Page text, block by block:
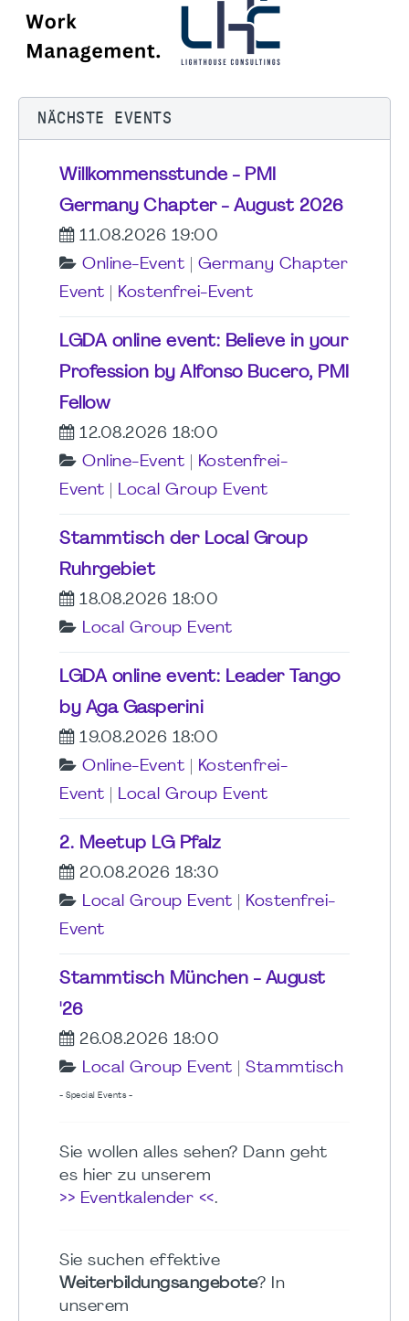
NÄCHSTE EVENTS
Willkommensstunde - PMI
Germany Chapter - August 2026
11.08.2026 19:00
Online-Event
Germany Chapter
Event
Kostenfrei-Event
LGDA online event: Believe in your
Profession by Alfonso Bucero, PMI
Fellow
12.08.2026 18:00
Online-Event
Kostenfrei-
Event
Local Group Event
Stammtisch der Local Group
Ruhrgebiet
18.08.2026 18:00
Local Group Event
LGDA online event: Leader Tango
by Aga Gasperini
19.08.2026 18:00
Online-Event
Kostenfrei-
Event
Local Group Event
2. Meetup LG Pfalz
20.08.2026 18:30
Local Group Event
Kostenfrei-
Event
Stammtisch München - August
'26
26.08.2026 18:00
Local Group Event
Stammtisch
- Special Events -
Sie wollen alles sehen? Dann geht
es hier zu unserem
>> Eventkalender <<.
Sie suchen effektive
Weiterbildungsangebote? In
unserem